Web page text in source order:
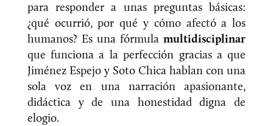
para responder a unas preguntas básicas:
¿qué ocurrió, por qué y cómo afectó a los
humanos? Es una fórmulamultidisciplinar
que funciona a la perfección gracias a que
Jiménez Espejo y Soto Chica hablan con una
sola voz en una narración apasionante,
didáctica y de una honestidad digna de
elogio.